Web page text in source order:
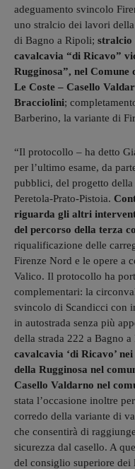
adeguamento svincolo
uno stralcio dei lavori
di Bagno a Ripoli; stralcio
cavalcavia “di Ricavo”
Rugginosa”, nel
Le Coste – Casello
Bracciolini;
Barberino, la variante di
“Il protocollo – ha detto
per l’ultimo esame, da
pubblici, del progetto della
Peretola-Prato-Pistoia.
riguarda gli altri
del percorso della terza
riqualificazione delle
Firenze Nord e le opere a
Valico. Il protocollo ha
complementari: la
svincolo di Scandicci con
in autostrada senza più
della strada 222 a Bagno
cavalcavia ‘di Ricavo’
della Rugginosa nel
Casello Valdarno nel
stata l’occasione inoltre
corredo della variante di
che consentirà di
sicurezza dal casello. A
del consiglio superiore